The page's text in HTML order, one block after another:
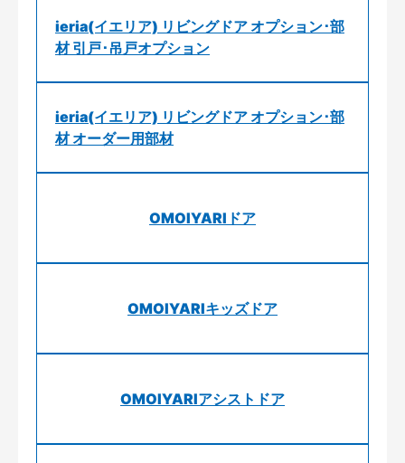
ieria(イエリア) リビングドア オプション･部
材 引戸･吊戸オプション
ieria(イエリア) リビングドア オプション･部
材 オーダー用部材
OMOIYARIドア
OMOIYARIキッズドア
OMOIYARIアシストドア